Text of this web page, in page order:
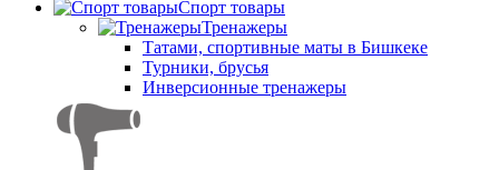
Спорт товары
Тренажеры
Татами, спортивные маты в Бишкеке
Турники, брусья
Инверсионные тренажеры